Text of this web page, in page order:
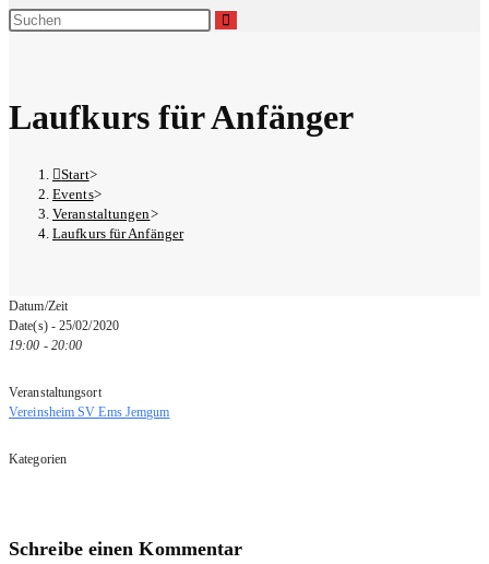
Laufkurs für Anfänger
Start>
Events>
Veranstaltungen>
Laufkurs für Anfänger
Datum/Zeit
Date(s) - 25/02/2020
19:00 - 20:00
Veranstaltungsort
Vereinsheim SV Ems Jemgum
Kategorien
Schreibe einen Kommentar